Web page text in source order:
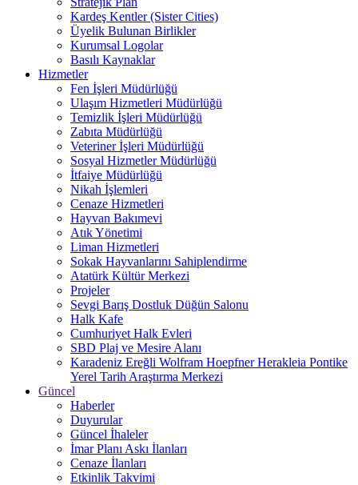
Kardeş Kentler (Sister Cities)
Üyelik Bulunan Birlikler
Kurumsal Logolar
Basılı Kaynaklar
Hizmetler
Fen İşleri Müdürlüğü
Ulaşım Hizmetleri Müdürlüğü
Temizlik İşleri Müdürlüğü
Zabıta Müdürlüğü
Veteriner İşleri Müdürlüğü
Sosyal Hizmetler Müdürlüğü
İtfaiye Müdürlüğü
Nikah İşlemleri
Cenaze Hizmetleri
Hayvan Bakımevi
Atık Yönetimi
Liman Hizmetleri
Sokak Hayvanlarını Sahiplendirme
Atatürk Kültür Merkezi
Projeler
Sevgi Barış Dostluk Düğün Salonu
Halk Kafe
Cumhuriyet Halk Evleri
SBD Plaj ve Mesire Alanı
Karadeniz Ereğli Wolfram Hoepfner Herakleia Pontike
Yerel Tarih Araştırma Merkezi
Güncel
Haberler
Duyurular
Güncel İhaleler
İmar Planı Askı İlanları
Cenaze İlanları
Etkinlik Takvimi